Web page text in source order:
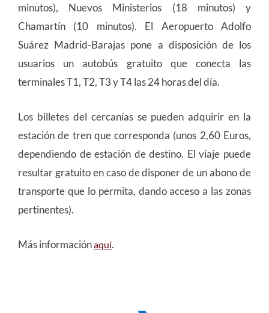
minutos), Nuevos Ministerios (18 minutos) y
Chamartín (10 minutos). El Aeropuerto Adolfo
Suárez Madrid-Barajas pone a disposición de los
usuarios un autobús gratuito que conecta las
terminales T1, T2, T3 y T4 las 24 horas del día.
Los billetes del cercanías se pueden adquirir en la
estación de tren que corresponda (unos 2,60 Euros,
dependiendo de estación de destino. El viaje puede
resultar gratuito en caso de disponer de un abono de
transporte que lo permita, dando acceso a las zonas
pertinentes).
Más informaciónaquí.